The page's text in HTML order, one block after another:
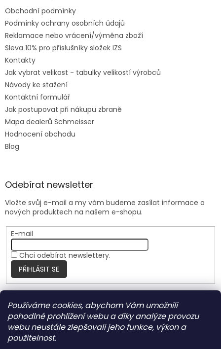
Používáme cookies, abychom Vám umožnili
pohodlné prohlížení webu a díky analýze provozu
webu neustále zlepšovali jeho funkce, výkon a
použitelnost.
Obchodní podmínky
Podmínky ochrany osobních údajů
Reklamace nebo vrácení/výměna zboží
Sleva 10% pro příslušníky složek IZS
Kontakty
Jak vybrat velikost - tabulky velikostí výrobců
Návody ke stažení
Kontaktní formulář
Jak postupovat při nákupu zbraně
Mapa dealerů Schmeisser
Hodnocení obchodu
Blog
Odebírat newsletter
Vložte svůj e-mail a my vám budeme zasílat informace o
nových produktech na našem e-shopu.
E-mail
Chci odebírat newslettery.
PŘIHLÁSIT SE
Nite Ize Czech